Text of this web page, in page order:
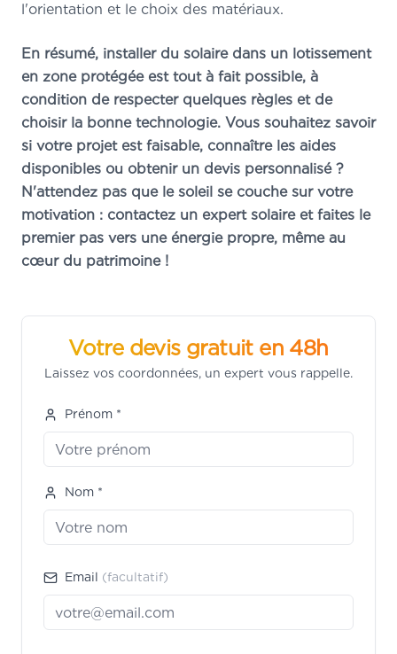
l'orientation et le choix des matériaux.
En résumé, installer du solaire dans un lotissement
en zone protégée est tout à fait possible, à
condition de respecter quelques règles et de
choisir la bonne technologie. Vous souhaitez savoir
si votre projet est faisable, connaître les aides
disponibles ou obtenir un devis personnalisé ?
N'attendez pas que le soleil se couche sur votre
motivation : contactez un expert solaire et faites le
premier pas vers une énergie propre, même au
cœur du patrimoine !
Votre devis gratuit en 48h
Laissez vos coordonnées, un expert vous rappelle.
Prénom *
Nom *
Email (facultatif)